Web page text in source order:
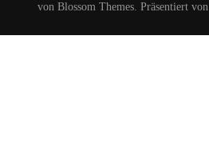
von Blossom Themes. Präsentiert von